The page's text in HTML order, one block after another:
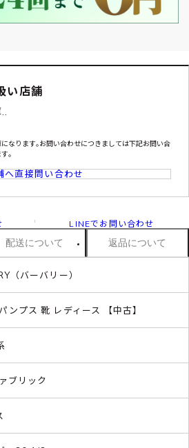
い店舗
なります｡お問い合わせにつきましては下記お問い合
｡
へ直接問い合わせ
LINEでお問い合わせ
配送について 返品について
（バーバリー）
ンプス 靴 レディース 【中古】
ブリック